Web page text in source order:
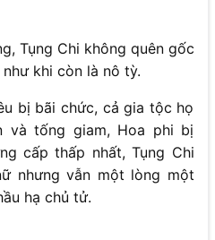
Tụng Chi không quên gốc
khi còn là nô tỳ.
bị bãi chức, cả gia tộc họ
và tống giam, Hoa phi bị
cấp thấp nhất, Tụng Chi
nhưng vẫn một lòng một
hạ chủ tử.